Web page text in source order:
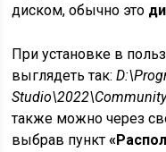
диском, обычно это
При установке в
выглядеть так:
также можно через
выбрав пункт